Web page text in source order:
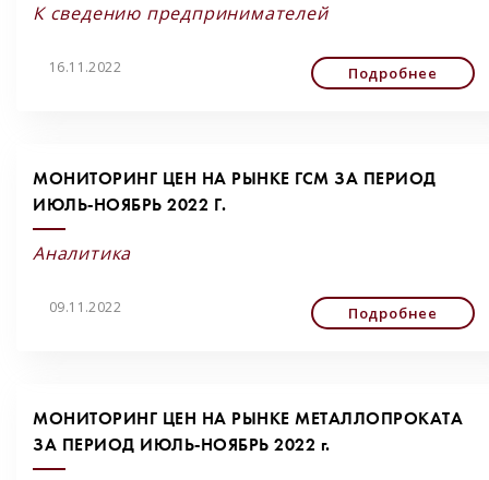
К сведению предпринимателей
16.11.2022 Подробнее
МОНИТОРИНГ ЦЕН НА РЫНКЕ ГСМ ЗА ПЕРИОД
ИЮЛЬ-НОЯБРЬ 2022 Г.
Аналитика
09.11.2022 Подробнее
МОНИТОРИНГ ЦЕН НА РЫНКЕ МЕТАЛЛОПРОКАТА
ЗА ПЕРИОД ИЮЛЬ-НОЯБРЬ 2022 г.